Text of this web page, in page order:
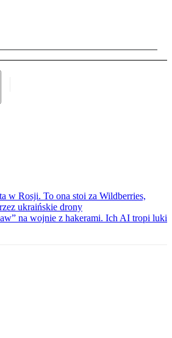
w Rosji. To ona stoi za Wildberries,
ukraińskie drony
na wojnie z hakerami. Ich AI tropi luki